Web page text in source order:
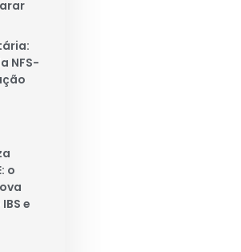
NFS-
o
e